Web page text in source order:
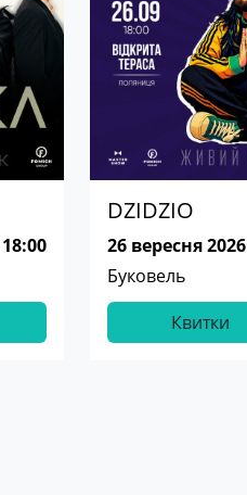
18:00
DZIDZIO
26 вересня 2026
Буковель
Квитки